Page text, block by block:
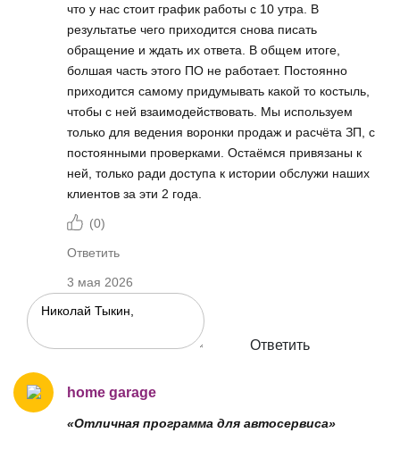
что у нас стоит график работы с 10 утра. В
результатье чего приходится снова писать
обращение и ждать их ответа. В общем итоге,
болшая часть этого ПО не работает. Постоянно
приходится самому придумывать какой то костыль,
чтобы с ней взаимодействовать. Мы используем
только для ведения воронки продаж и расчёта ЗП, с
постоянными проверками. Остаёмся привязаны к
ней, только ради доступа к истории обслужи наших
клиентов за эти 2 года.
(0)
Ответить
3 мая 2026
Ответить
home garage
«Отличная программа для автосервиса»